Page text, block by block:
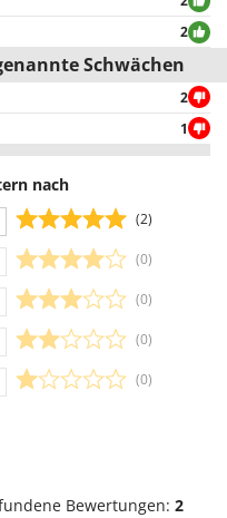
2
Schwächen
2
1
nach
(2)
(0)
(0)
(0)
(0)
Bewertungen: 2